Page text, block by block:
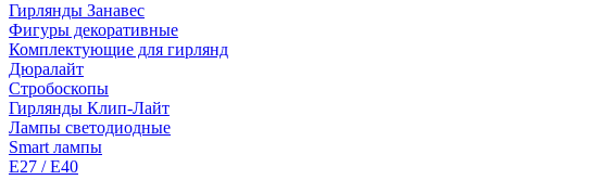
Гирлянды Занавес
Фигуры декоративные
Комплектующие для гирлянд
Дюралайт
Стробоскопы
Гирлянды Клип-Лайт
Лампы светодиодные
Smart лампы
E27 / E40